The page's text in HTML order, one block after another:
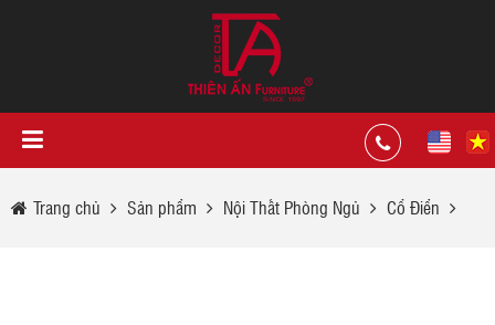
Trang chủ Sản phẩm Nội Thất Phòng Ngủ Cổ Điển